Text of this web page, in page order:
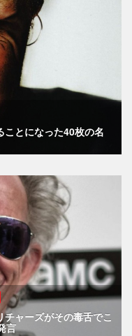
とになった40枚の名
ャーズがその毒舌でこ
言